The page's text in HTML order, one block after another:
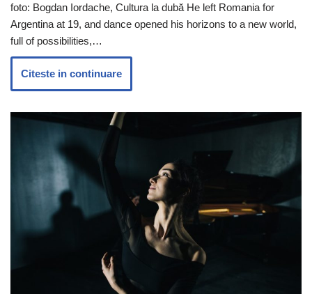
foto: Bogdan Iordache, Cultura la dubă He left Romania for
Argentina at 19, and dance opened his horizons to a new world,
full of possibilities,…
Citeste in continuare